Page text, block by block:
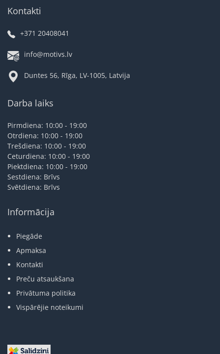
Kontakti
+371 20408041
info@motivs.lv
Duntes 56, Rīga, LV-1005, Latvija
Darba laiks
Pirmdiena: 10:00 - 19:00
Otrdiena: 10:00 - 19:00
Trešdiena: 10:00 - 19:00
Ceturdiena: 10:00 - 19:00
Piektdiena: 10:00 - 19:00
Sestdiena: Brīvs
Svētdiena: Brīvs
Informācija
Piegāde
Apmaksa
Kontakti
Preču atsaukšana
Privātuma politika
Vispārējie noteikumi